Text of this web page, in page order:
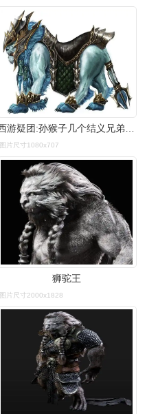
图片尺寸1080x707
狮驼王
图片尺寸2000x1828